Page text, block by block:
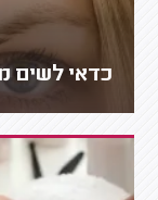
כדאי לשים